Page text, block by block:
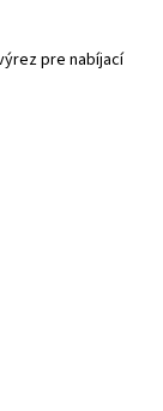
pre nabíjací